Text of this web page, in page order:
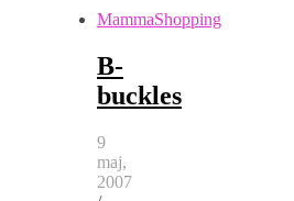
MammaShopping
B-
buckles
9
maj,
2007